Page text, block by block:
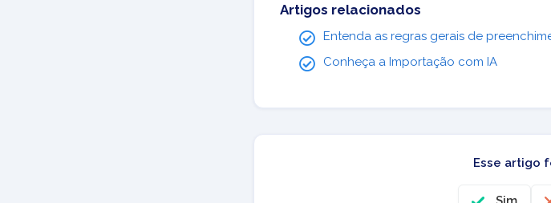
Artigos relacionados
Entenda as regras gerais de
Conheça a Importação com IA
Esse artigo